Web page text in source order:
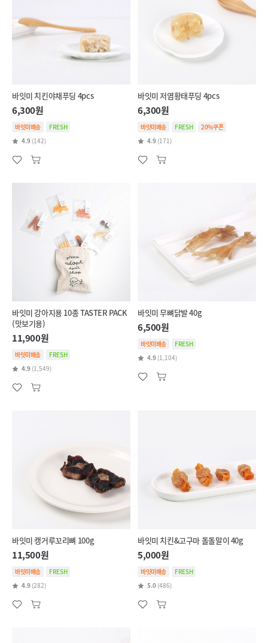
바잇미 치킨야채푸딩 4pcs
6,300원
바잇미배송
FRESH
4.9 (142)
바잇미 저염황태푸딩 4pcs
6,300원
바잇미배송 FRESH
20%쿠폰
4.9 (171)
바잇미 강아지용 10종 TASTER PACK
(맛보기용)
11,900원
바잇미배송
FRESH
4.9 (1,549)
바잇미 무뼈닭발 40g
6,500원
바잇미배송
FRESH
4.9 (1,104)
바잇미 캥거루꼬리뼈 100g
11,500원
바잇미배송
FRESH
4.9 (282)
바잇미 치킨&고구마 돌돌말이 40g
5,000원
바잇미배송
FRESH
5.0 (486)